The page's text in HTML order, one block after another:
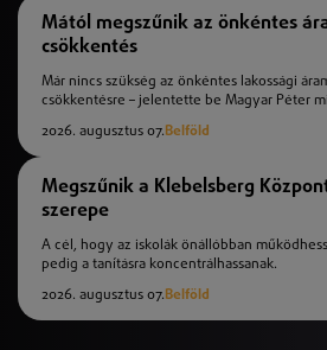
Mától megszűnik az önkéntes
csökkentés
Már nincs szükség az önkéntes lakossági
csökkentésre – jelentette be Magyar Péter
2026. augusztus 07.Belföld
Megszűnik a Klebelsberg
szerepe
A cél, hogy az iskolák önállóbban
pedig a tanításra koncentrálhassanak.
2026. augusztus 07.Belföld